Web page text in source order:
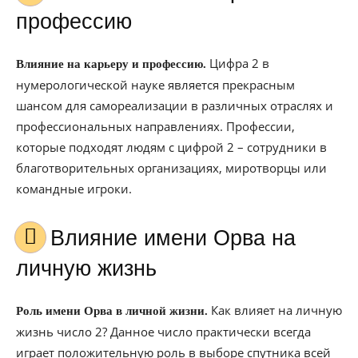
профессию
Влияние на карьеру и профессию. Цифра 2 в
нумерологической науке является прекрасным
шансом для самореализации в различных отраслях и
профессиональных направлениях. Профессии,
которые подходят людям с цифрой 2 – сотрудники в
благотворительных организациях, миротворцы или
командные игроки.
Влияние имени Орва на
личную жизнь
Роль имени Орва в личной жизни. Как влияет на личную
жизнь число 2? Данное число практически всегда
играет положительную роль в выборе спутника всей